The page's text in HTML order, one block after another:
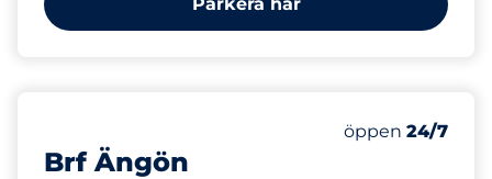
Brf Ängön
Antal
Totalt antal
öppen 24/7